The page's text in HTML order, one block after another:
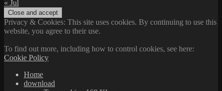
« Jul
Privacy & Cookies: This site uses cookies. By continuing to use this
website, you agree to their use.
To find out more, including how to control cookies, see here:
Cookie Policy
Home
download